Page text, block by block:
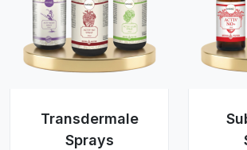
Transdermale
Sprays